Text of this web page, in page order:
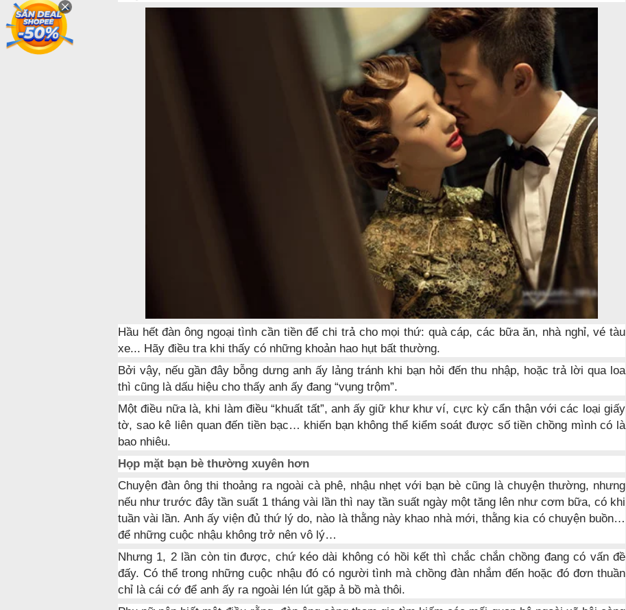
Hầu hết đàn ông ngoại tình cần tiền để chi trả cho mọi thứ: quà cáp, các bữa ăn, nhà nghỉ, vé tàu
xe... Hãy điều tra khi thấy có những khoản hao hụt bất thường.
Bởi vậy, nếu gần đây bỗng dưng anh ấy lảng tránh khi bạn hỏi đến thu nhập, hoặc trả lời qua loa
thì cũng là dấu hiệu cho thấy anh ấy đang “vụng trộm”.
Một điều nữa là, khi làm điều “khuất tất”, anh ấy giữ khư khư ví, cực kỳ cẩn thận với các loại giấy
tờ, sao kê liên quan đến tiền bạc… khiến bạn không thể kiểm soát được số tiền chồng mình có là
bao nhiêu.
Họp mặt bạn bè thường xuyên hơn
Chuyện đàn ông thi thoảng ra ngoài cà phê, nhậu nhẹt với bạn bè cũng là chuyện thường, nhưng
nếu như trước đây tần suất 1 tháng vài lần thì nay tần suất ngày một tăng lên như cơm bữa, có khi
tuần vài lần. Anh ấy viện đủ thứ lý do, nào là thằng này khao nhà mới, thằng kia có chuyện buồn…
để những cuộc nhậu không trở nên vô lý…
Nhưng 1, 2 lần còn tin được, chứ kéo dài không có hồi kết thì chắc chắn chồng đang có vấn đề
đấy. Có thể trong những cuộc nhậu đó có người tình mà chồng đàn nhắm đến hoặc đó đơn thuần
chỉ là cái cớ để anh ấy ra ngoài lén lút gặp ả bồ mà thôi.